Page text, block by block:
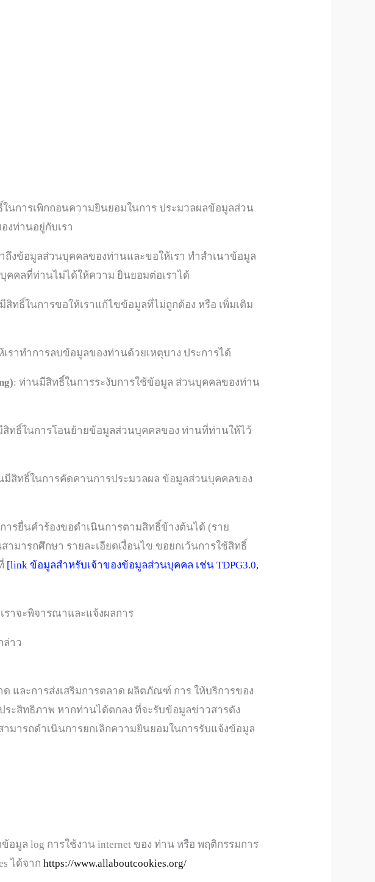
นการเพิกถอนความยินยอมในการ ประมวลผลข้อมูลส่วน
งท่านอยู่กับเรา
ถึงข้อมูลส่วนบุคคลของท่านและขอให้เรา ทำสำเนาข้อมูล
คคลที่ท่านไม่ได้ให้ความ ยินยอมต่อเราได้
สิทธิ์ในการขอให้เราแก้ไขข้อมูลที่ไม่ถูกต้อง หรือ เพิ่มเติม
ราทำการลบข้อมูลของท่านด้วยเหตุบาง ประการได้
: ท่านมีสิทธิ์ในการระงับการใช้ข้อมูล ส่วนบุคคลของท่าน
สิทธิ์ในการโอนย้ายข้อมูลส่วนบุคคลของ ท่านที่ท่านให้ไว้
มีสิทธิ์ในการคัดคานการประมวลผล ข้อมูลส่วนบุคคลของ
ารยื่นคำร้องขอดำเนินการตามสิทธิ์ข้างต้นได้ (ราย
มารถศึกษา รายละเอียดเงื่อนไข ขอยกเว้นการใช้สิทธิ์
[link ข้อมูลสำหรับเจ้าของข้อมูลส่วนบุคคล เช่น TDPG3.0,
ราจะพิจารณาและแจ้งผลการ
ล่าว
และการส่งเสริมการตลาด ผลิตภัณฑ์ การ ให้บริการของ
ระสิทธิภาพ หากท่านได้ตกลง ที่จะรับข้อมูลข่าวสารดัง
มารถดำเนินการยกเลิกความยินยอมในการรับแจ้งข้อมูล
อมูล log การใช้งาน internet ของ ท่าน หรือ พฤติกรรมการ
ได้จากhttps://www.allaboutcookies.org/